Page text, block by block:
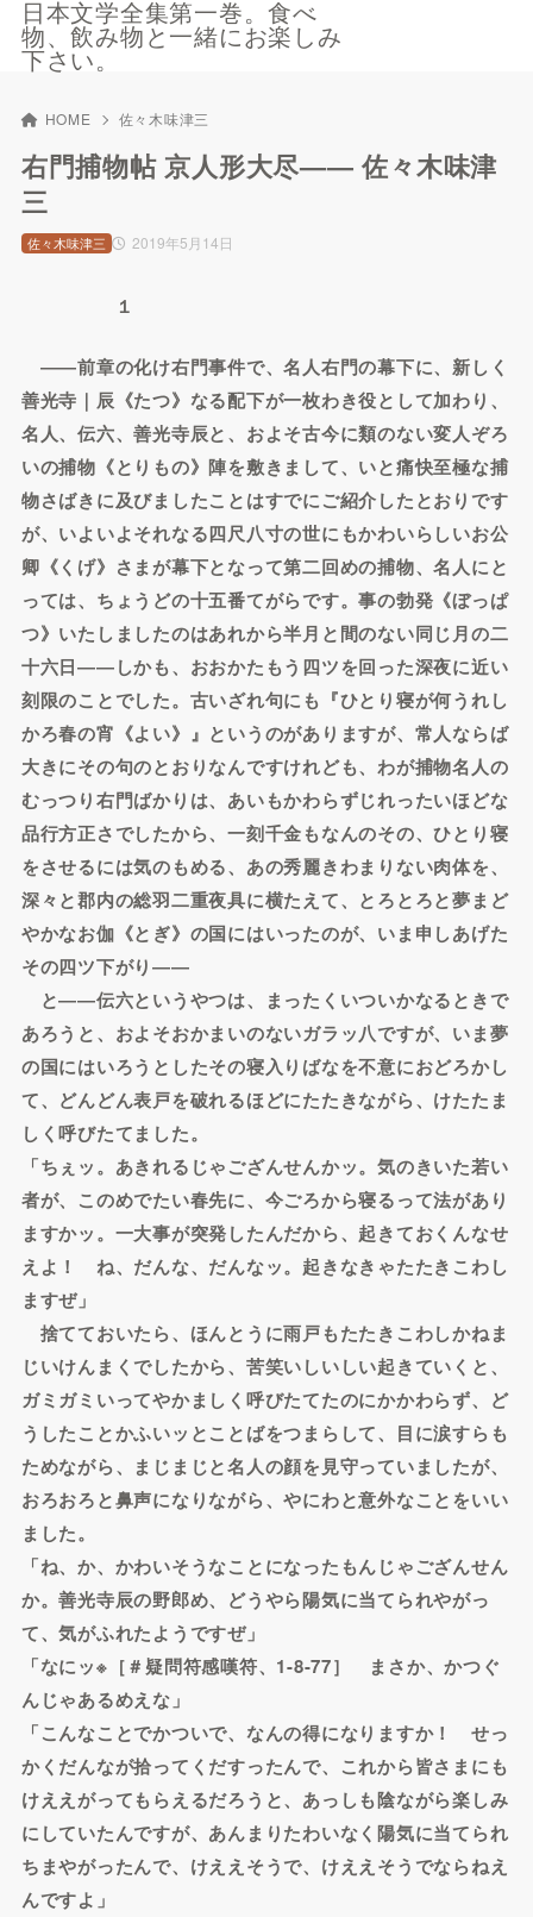
日本文学全集第一巻。食べ
物、飲み物と一緒にお楽しみ
下さい。
HOME 佐々木味津三
右門捕物帖 京人形大尽—— 佐々木味津
三
2019年5月14日
佐々木味津三
１
――前章の化け右門事件で、名人右門の幕下に、新しく
善光寺｜辰《たつ》なる配下が一枚わき役として加わり、
名人、伝六、善光寺辰と、およそ古今に類のない変人ぞろ
いの捕物《とりもの》陣を敷きまして、いと痛快至極な捕
物さばきに及びましたことはすでにご紹介したとおりです
が、いよいよそれなる四尺八寸の世にもかわいらしいお公
卿《くげ》さまが幕下となって第二回めの捕物、名人にと
っては、ちょうどの十五番てがらです。事の勃発《ぼっぱ
つ》いたしましたのはあれから半月と間のない同じ月の二
十六日――しかも、おおかたもう四ツを回った深夜に近い
刻限のことでした。古いざれ句にも『ひとり寝が何うれし
かろ春の宵《よい》』というのがありますが、常人ならば
大きにその句のとおりなんですけれども、わが捕物名人の
むっつり右門ばかりは、あいもかわらずじれったいほどな
品行方正さでしたから、一刻千金もなんのその、ひとり寝
をさせるには気のもめる、あの秀麗きわまりない肉体を、
深々と郡内の総羽二重夜具に横たえて、とろとろと夢まど
やかなお伽《とぎ》の国にはいったのが、いま申しあげた
その四ツ下がり――
と――伝六というやつは、まったくいついかなるときで
あろうと、およそおかまいのないガラッ八ですが、いま夢
の国にはいろうとしたその寝入りばなを不意におどろかし
て、どんどん表戸を破れるほどにたたきながら、けたたま
しく呼びたてました。
「ちぇッ。あきれるじゃござんせんかッ。気のきいた若い
者が、このめでたい春先に、今ごろから寝るって法があり
ますかッ。一大事が突発したんだから、起きておくんなせ
えよ！ ね、だんな、だんなッ。起きなきゃたたきこわし
ますぜ」
捨てておいたら、ほんとうに雨戸もたたきこわしかねま
じいけんまくでしたから、苦笑いしいしい起きていくと、
ガミガミいってやかましく呼びたてたのにかかわらず、ど
うしたことかふいッとことばをつまらして、目に涙すらも
ためながら、まじまじと名人の顔を見守っていましたが、
おろおろと鼻声になりながら、やにわと意外なことをいい
ました。
「ね、か、かわいそうなことになったもんじゃござんせん
か。善光寺辰の野郎め、どうやら陽気に当てられやがっ
て、気がふれたようですぜ」
「なにッ※［＃疑問符感嘆符、1-8-77］ まさか、かつぐ
んじゃあるめえな」
「こんなことでかついで、なんの得になりますか！ せっ
かくだんなが拾ってくだすったんで、これから皆さまにも
けええがってもらえるだろうと、あっしも陰ながら楽しみ
にしていたんですが、あんまりたわいなく陽気に当てられ
ちまやがったんで、けええそうで、けええそうでならねえ
んですよ」